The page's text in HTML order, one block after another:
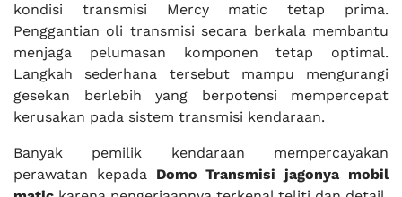
kondisi transmisi Mercy matic tetap prima.
Penggantian oli transmisi secara berkala membantu
menjaga pelumasan komponen tetap optimal.
Langkah sederhana tersebut mampu mengurangi
gesekan berlebih yang berpotensi mempercepat
kerusakan pada sistem transmisi kendaraan.
Banyak pemilik kendaraan mempercayakan
perawatan kepada Domo Transmisi jagonya mobil